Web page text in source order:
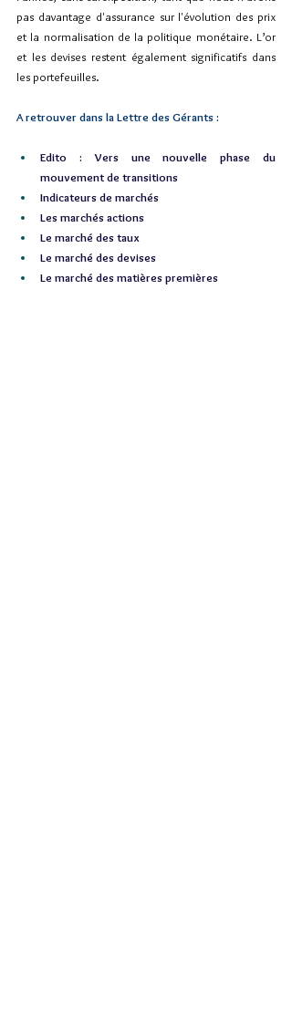
pas davantage d'assurance sur l'évolution des prix
et la normalisation de la politique monétaire. L’or
et les devises restent également significatifs dans
les portefeuilles.
A retrouver dans la Lettre des Gérants :
Edito : Vers une nouvelle phase du
mouvement de transitions
Indicateurs de marchés
Les marchés actions
Le marché des taux
Le marché des devises
Le marché des matières premières